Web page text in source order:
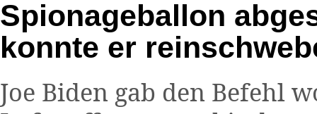
Spionageballon
konnte er
Joe Biden gab den Befehl